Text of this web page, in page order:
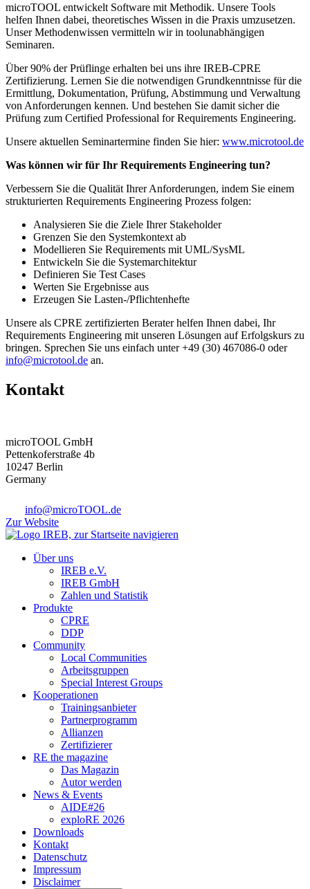
microTOOL entwickelt Software mit Methodik. Unsere Tools
helfen Ihnen dabei, theoretisches Wissen in die Praxis umzusetzen.
Unser Methodenwissen vermitteln wir in toolunabhängigen
Seminaren.
Über 90% der Prüflinge erhalten bei uns ihre IREB-CPRE
Zertifizierung. Lernen Sie die notwendigen Grundkenntnisse für die
Ermittlung, Dokumentation, Prüfung, Abstimmung und Verwaltung
von Anforderungen kennen. Und bestehen Sie damit sicher die
Prüfung zum Certified Professional for Requirements Engineering.
Unsere aktuellen Seminartermine finden Sie hier: www.microtool.de
Was können wir für Ihr Requirements Engineering tun?
Verbessern Sie die Qualität Ihrer Anforderungen, indem Sie einem
strukturierten Requirements Engineering Prozess folgen:
Analysieren Sie die Ziele Ihrer Stakeholder
Grenzen Sie den Systemkontext ab
Modellieren Sie Requirements mit UML/SysML
Entwickeln Sie die Systemarchitektur
Definieren Sie Test Cases
Werten Sie Ergebnisse aus
Erzeugen Sie Lasten-/Pflichtenhefte
Unsere als CPRE zertifizierten Berater helfen Ihnen dabei, Ihr
Requirements Engineering mit unseren Lösungen auf Erfolgskurs zu
bringen. Sprechen Sie uns einfach unter +49 (30) 467086-0 oder
info@microtool.de an.
Kontakt
microTOOL GmbH
Pettenkoferstraße 4b
10247 Berlin
Germany
info@microTOOL.de
Zur Website
Über uns
IREB e.V.
IREB GmbH
Zahlen und Statistik
Produkte
CPRE
DDP
Community
Local Communities
Arbeitsgruppen
Special Interest Groups
Kooperationen
Trainingsanbieter
Partnerprogramm
Allianzen
Zertifizierer
RE the magazine
Das Magazin
Autor werden
News & Events
AIDE#26
exploRE 2026
Downloads
Kontakt
Datenschutz
Impressum
Disclaimer